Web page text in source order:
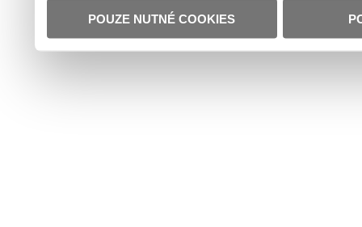
POUZE NUTNÉ COOKIES